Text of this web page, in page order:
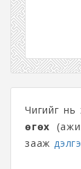
Чигийг нь
өгөх
зааж